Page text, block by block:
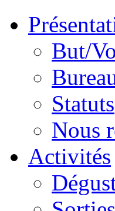
But/
Statuts
Nous
Activités